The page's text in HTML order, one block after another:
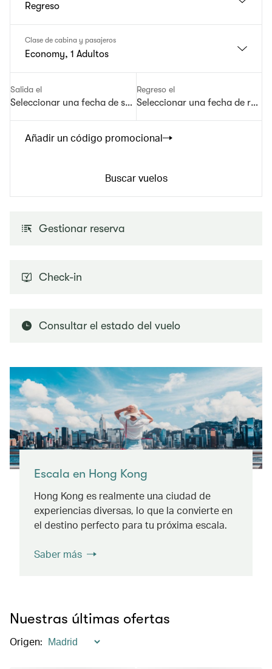
Regreso
Clase de cabina y pasajeros
Economy, 1 Adultos
Salida el
Seleccionar una fecha de salida
Regreso el
Seleccionar una fecha de
Añadir un código promocional
Buscar vuelos
Gestionar reserva
Check-in
Consultar el estado del vuelo
Escala en Hong Kong
Hong Kong es realmente una ciudad de
experiencias diversas, lo que la convierte en
el destino perfecto para tu próxima escala.
Saber más
Nuestras últimas ofertas
Origen: